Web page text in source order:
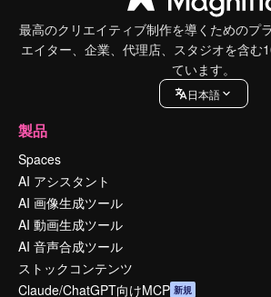
最高のクリエイティブ制作を導くためのプ
エイター、企業、代理店、スタジオを含む
ています。
日本語
製品
Spaces
AI アシスタント
AI 画像生成ツール
AI 動画生成ツール
AI 音声合成ツール
ストックコンテンツ
Claude/ChatGPT向けMCP 新規